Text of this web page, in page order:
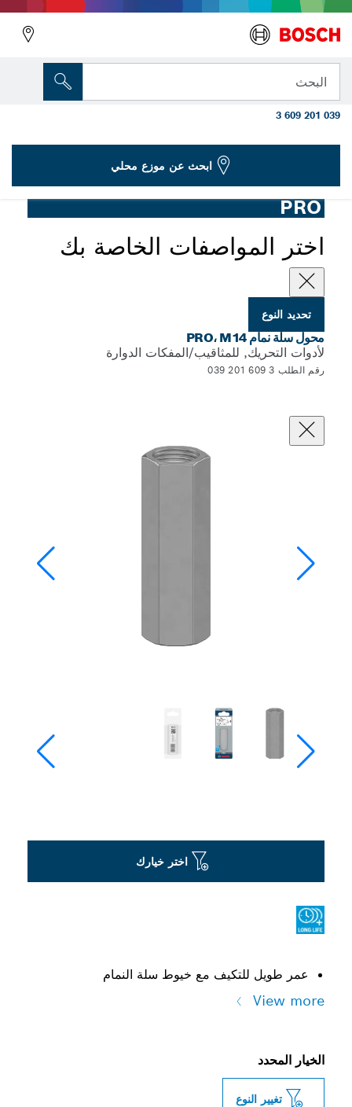
البحث
PRO
اختر المواصفات الخاصة بك
تحديد النوع
محول سلة نمام PRO، M14
لأدوات التحريك, للمثاقيب/المفكات الدوارة
رقم الطلب 3 609 201 039
عمر طويل للتكيف مع خيوط سلة النمام
View more
اختر خيارك
الخيار المحدد
تغيير النوع
المتغير الذي اخترته
محول سلة النمام PRO، M14 إلى 5/8"-16 UN-
2a داخل الخيط
3 609 201 039
ابحث عن موزع محلي